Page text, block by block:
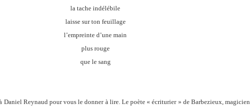
la tache indélébile
laisse sur ton feuillage
l’empreinte d’une main
plus rouge
que le sang
Daniel Reynaud pour vous le donner à lire. Le poète « écriturier » de Barbezieux, magicien